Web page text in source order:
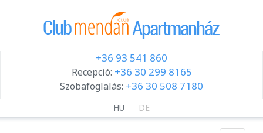
+36 93 541 860
Recepció: +36 30 299 8165
Szobafoglalás: +36 30 508 7180
HU DE